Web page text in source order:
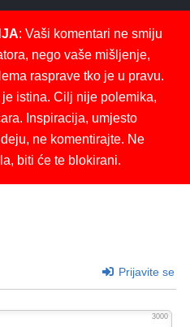
: Vaši komentari ne smiju
nego vaše mišljenje,
rasprave tko je u pravu.
istina. Cilj nije polemika,
Inspiracija, umjesto
ne komentirajte. Ne
biti će te blokirani.
Prijavite se
3000